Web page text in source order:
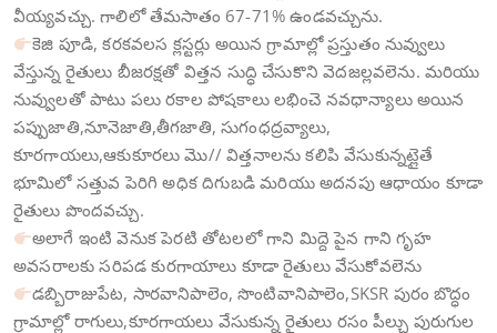
వీయ్యవచ్చు. గాలిలో తేమసాతం 67-71% ఉండవచ్చును.
కెజి పూడి, కరకవలస క్లస్టర్లు అయిన గ్రామాల్లో ప్రస్తుతం నువ్వులు
వేస్తున్న రైతులు బీజరక్షతో విత్తన సుద్ధి చేసుకొని వెదజల్లవలెను. మరియు
నువ్వులతో పాటు పలు రకాల పోషకాలు లభించె నవధాన్యాలు అయిన
పప్పుజాతి,నూనెజాతి,తీగజాతి, సుగంధద్రవ్యాలు,
కూరగాయలు,ఆకుకూరలు మొ// విత్తనాలను కలిపి వేసుకున్నట్లైతే
భూమిలో సత్తువ పెరిగి అధిక దిగుబడి మరియు అదనపు ఆధాయం కూడా
రైతులు పొందవచ్చు.
అలాగే ఇంటి వెనుక పెరటి తోటలలో గాని మిద్దె పైన గాని గృహ
అవసరాలకు సరిపడ కురగాయాలు కూడా రైతులు వేసుకోవలెను
డబ్బిరాజుపేట, సారవానిపాలెం, సొంటివానిపాలెం,SKSR పురం బొద్ధం
గ్రామాల్లో రాగులు,కూరగాయలు వేసుకున్న రైతులు రసం పీల్చు పురుగుల